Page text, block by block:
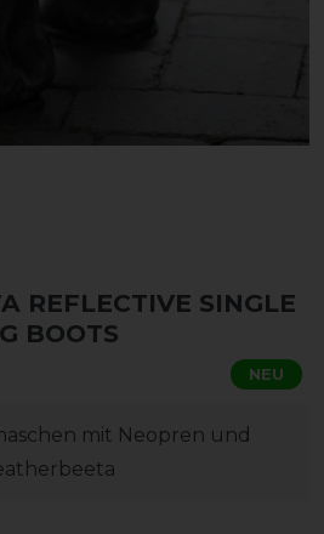
REFLECTIVE SINGLE
BOOTS
NEU
mit Neopren und